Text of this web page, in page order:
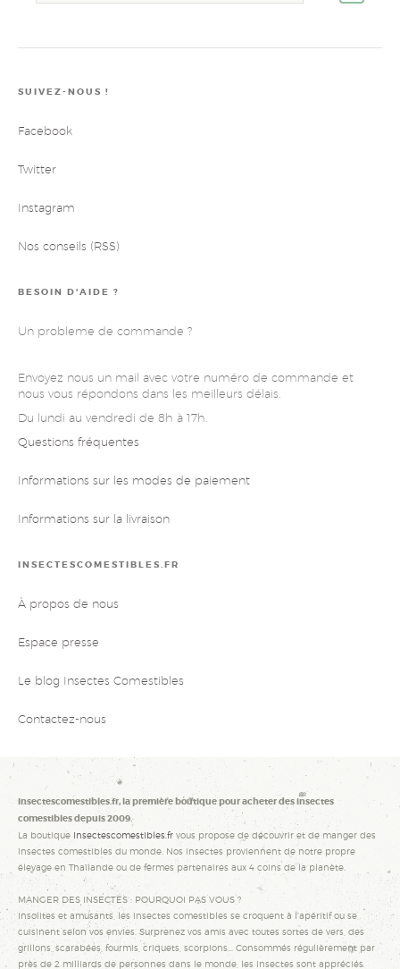
SUIVEZ-NOUS !
Facebook
Twitter
Instagram
Nos conseils (RSS)
BESOIN D’AIDE ?
Un probleme de commande ?
Envoyez nous un mail avec votre numéro de commande et
nous vous répondons dans les meilleurs délais.
Du lundi au vendredi de 8h à 17h.
Questions fréquentes
Informations sur les modes de paiement
Informations sur la livraison
INSECTESCOMESTIBLES.FR
À propos de nous
Espace presse
Le blog Insectes Comestibles
Contactez-nous
Insectescomestibles.fr, la première boutique pour acheter des insectes
comestibles depuis 2009.
La boutique Insectescomestibles.fr vous propose de découvrir et de manger des
insectes comestibles du monde. Nos insectes proviennent de notre propre
élevage en Thaïlande ou de fermes partenaires aux 4 coins de la planète.
MANGER DES INSECTES : POURQUOI PAS VOUS ?
Insolites et amusants, les insectes comestibles se croquent à l'apéritif ou se
cuisinent selon vos envies. Surprenez vos amis avec toutes sortes de vers, des
grillons, scarabées, fourmis, criquets, scorpions... Consommés régulièrement par
près de 2 milliards de personnes dans le monde, les insectes sont appréciés